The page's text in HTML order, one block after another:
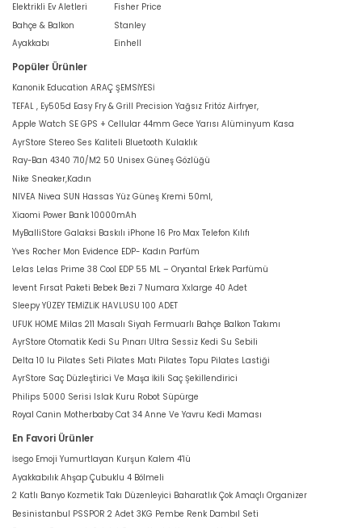
Elektrikli Ev Aletleri
Bahçe & Balkon
Ayakkabı
Fisher Price
Stanley
Einhell
Popüler Ürünler
Kanonik Education ARAÇ ŞEMSİYESİ
TEFAL , Ey505d Easy Fry & Grill Precision Yağsız Fritöz Airfryer,
Apple Watch SE GPS + Cellular 44mm Gece Yarısı Alüminyum Kasa
AyrStore Stereo Ses Kaliteli Bluetooth Kulaklık
Ray-Ban 4340 710/M2 50 Unisex Güneş Gözlüğü
Nike Sneaker,Kadın
NIVEA Nivea SUN Hassas Yüz Güneş Kremi 50ml,
Xiaomi Power Bank 10000mAh
MyBalliStore Galaksi Baskılı iPhone 16 Pro Max Telefon Kılıfı
Yves Rocher Mon Evidence EDP- Kadın Parfüm
Lelas Lelas Prime 38 Cool EDP 55 ML – Oryantal Erkek Parfümü
levent Fırsat Paketi Bebek Bezi 7 Numara Xxlarge 40 Adet
Sleepy YÜZEY TEMİZLİK HAVLUSU 100 ADET
UFUK HOME Milas 211 Masalı Siyah Fermuarlı Bahçe Balkon Takımı
AyrStore Otomatik Kedi Su Pınarı Ultra Sessiz Kedi Su Sebili
Delta 10 lu Pilates Seti Pilates Matı Pilates Topu Pilates Lastiği
AyrStore Saç Düzleştirici Ve Maşa İkili Saç Şekillendirici
Philips 5000 Serisi Islak Kuru Robot Süpürge
Royal Canin Motherbaby Cat 34 Anne Ve Yavru Kedi Maması
En Favori Ürünler
İsego Emoji Yumurtlayan Kurşun Kalem 4'lü
Ayakkabılık Ahşap Çubuklu 4 Bölmeli
2 Katlı Banyo Kozmetik Takı Düzenleyici Baharatlık Çok Amaçlı Organizer
Besinistanbul PSSPOR 2 Adet 3KG Pembe Renk Dambıl Seti